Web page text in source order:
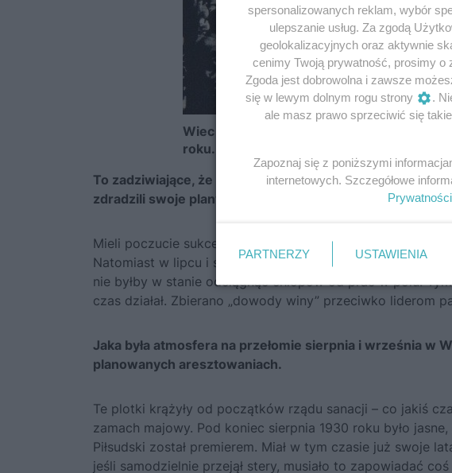
Wiec Centrolewu w warszawskiej Dolinie
roku.
To zadziwiające, że w czerwcu liderzy Centrolewu
zdradzili swoje plany, a potem… rozjechali się na wakacje.
Mieli poczucie sukcesu po kongresie, zwłaszcza że nie
Natomiast w lipcu i sierpniu trudno by im było rozwijać
nie byłby w stanie odciągnąć chłopów od prac w polu.
czas działał. Zbierano „dowody winy” przeciwko liderom
Jaka była atmosfera na przełomie sierpnia i września w
planowanych aresztowaniach.
Te plotki krążyły od początków rządu sanacji – co jakiś
zamach majowy. Pod koniec sierpnia 1930 roku było
Piłsudski został premierem. Miał w tym czasie już swoje
jeśli samodzielnie przejął stery, musiało to zapowiadać
spersonalizowanych reklam, wybór
ulepszanie usług. Za zgodą
geolokalizacyjnych oraz aktywnie
cenimy Twoją prywatność, prosimy o
Zgoda jest dobrowolna i zawsze
się w lewym dolnym rogu strony
.
ale masz prawo sprzeciwić się
Zapoznaj się z poniższymi
internetowych. Szczegółowe
Prywatności
PARTNERZY USTAWIENIA